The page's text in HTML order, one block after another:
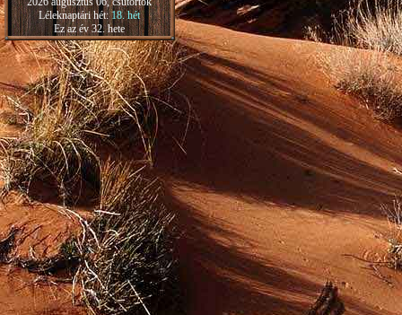
Léleknaptári hét:18. hét
Ez az év 32. hete